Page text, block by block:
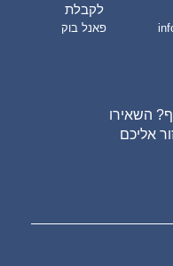
לקבלת
פאנל בוק
השאירו
אליכם